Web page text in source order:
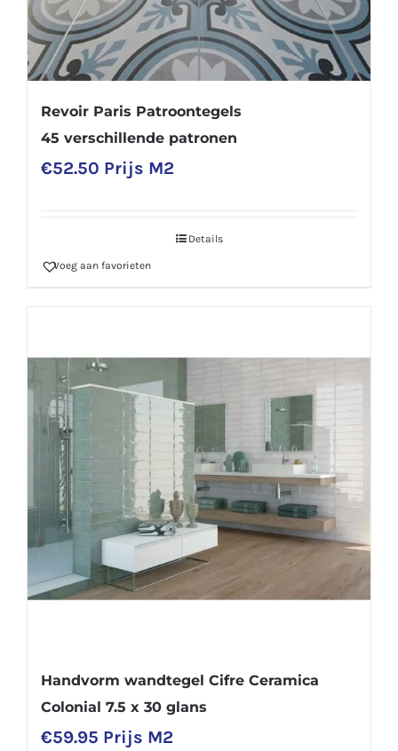
Revoir Paris Patroontegels
45 verschillende patronen
€52.50 Prijs M2
Details
Voeg aan favorieten
Handvorm wandtegel Cifre Ceramica
Colonial 7.5 x 30 glans
€59.95 Prijs M2